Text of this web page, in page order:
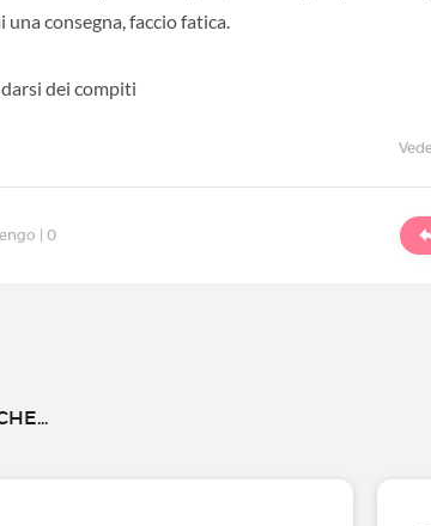
consegna, faccio fatica.
dei compiti
|0